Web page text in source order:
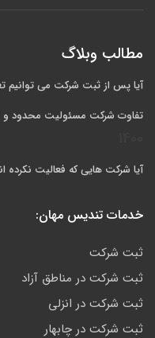
مطالب وبلاگ
آیا پس از ثبت شرکت می توانیم
تفاوت شرکت مسئولیت محدود
آیا شرکت هایی که فعالیت نکرده
خدمات تندیس مهان:
ثبت شرکت
ثبت شرکت در مناطق آزاد
ثبت شرکت در انزلی
ثبت شرکت در چابهار